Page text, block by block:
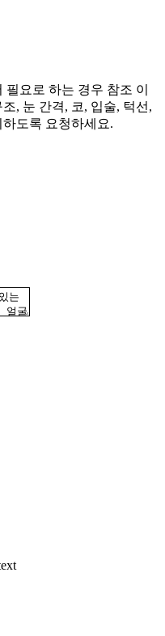
요로 하는 경우 참조 이
, 눈 간격, 코, 입술, 턱선,
도록 요청하세요.